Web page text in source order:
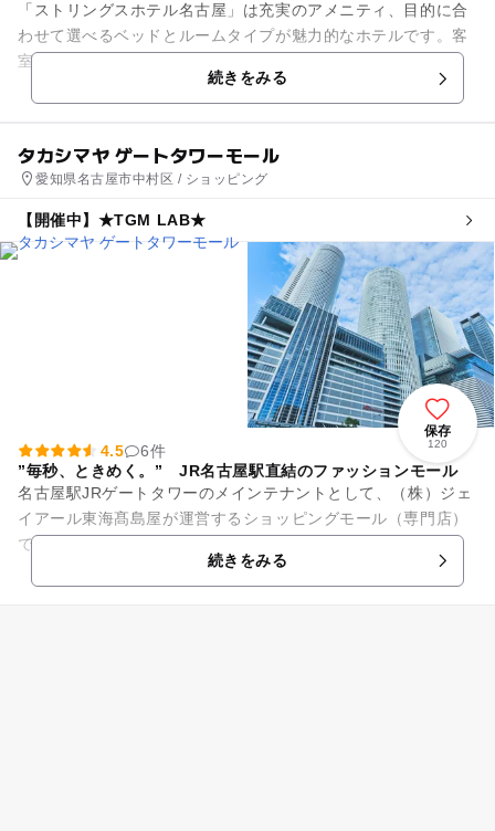
「ストリングスホテル名古屋」は充実のアメニティ、目的に合
わせて選べるベッドとルームタイプが魅力的なホテルです。客
室はリラクゼーション電動ベッド設置の「スイート」、2つの
窓が開放的な「コーナースマ...続きをみる
タカシマヤ ゲートタワーモール
愛知県名古屋市中村区 / ショッピング
【開催中】★TGM LAB★
保存
120
4.5
6件
”毎秒、ときめく。” JR名古屋駅直結のファッションモール
名古屋駅JRゲートタワーのメインテナントとして、（株）ジェ
イアール東海髙島屋が運営するショッピングモール（専門店）
です。ショップ数は約170。「毎秒、ときめく。」をコンセプ
トに、お客さまの毎日に...続きをみる